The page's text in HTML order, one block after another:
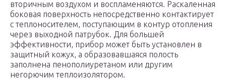
вторичным воздухом и воспламеняются. Раскаленная
боковая поверхность непосредственно контактирует
с теплоносителем, поступающим в контур отопления
через выходной патрубок. Для большей
эффективности, прибор может быть установлен в
защитный кожух, а образовавшаяся полость
заполнена пенополиуретаном или другим
негорючим теплоизолятором.